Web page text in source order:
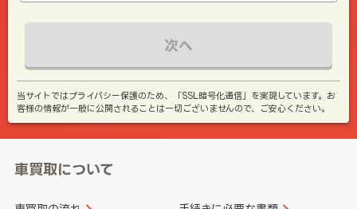
次へ
当サイトではプライバシー保護のため、「SSL暗号化通信」を実現しています。お
客様の情報が一般に公開されることは一切ございませんので、ご安心ください。
車買取について